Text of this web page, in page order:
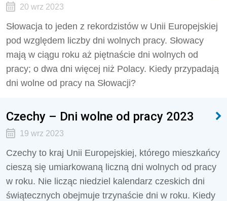
20 wrz 2023
Słowacja to jeden z rekordzistów w Unii Europejskiej
pod względem liczby dni wolnych pracy. Słowacy
mają w ciągu roku aż piętnaście dni wolnych od
pracy; o dwa dni więcej niż Polacy. Kiedy przypadają
dni wolne od pracy na Słowacji?
Czechy – Dni wolne od pracy 2023
19 wrz 2023
Czechy to kraj Unii Europejskiej, którego mieszkańcy
cieszą się umiarkowaną liczną dni wolnych od pracy
w roku. Nie licząc niedziel kalendarz czeskich dni
świątecznych obejmuje trzynaście dni w roku. Kiedy